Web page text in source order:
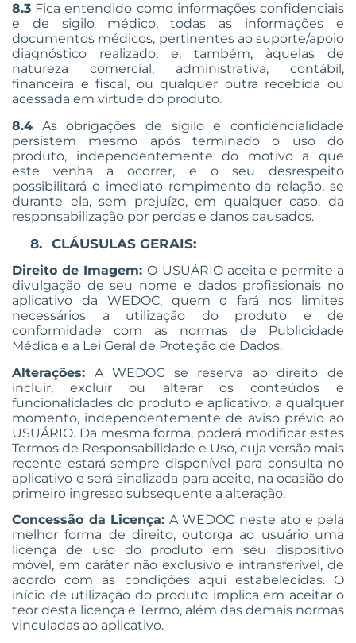
8.3 Fica entendido como informações confidenciais
e de sigilo médico, todas as informações e
documentos médicos, pertinentes ao suporte/apoio
diagnóstico realizado, e, também, àquelas de
natureza comercial, administrativa, contábil,
financeira e fiscal, ou qualquer outra recebida ou
acessada em virtude do produto.
8.4 As obrigações de sigilo e confidencialidade
persistem mesmo após terminado o uso do
produto, independentemente do motivo a que
este venha a ocorrer, e o seu desrespeito
possibilitará o imediato rompimento da relação, se
durante ela, sem prejuízo, em qualquer caso, da
responsabilização por perdas e danos causados.
8. CLÁUSULAS GERAIS:
Direito de Imagem: O USUÁRIO aceita e permite a
divulgação de seu nome e dados profissionais no
aplicativo da WEDOC, quem o fará nos limites
necessários a utilização do produto e de
conformidade com as normas de Publicidade
Médica e a Lei Geral de Proteção de Dados.
Alterações: A WEDOC se reserva ao direito de
incluir, excluir ou alterar os conteúdos e
funcionalidades do produto e aplicativo, a qualquer
momento, independentemente de aviso prévio ao
USUÁRIO. Da mesma forma, poderá modificar estes
Termos de Responsabilidade e Uso, cuja versão mais
recente estará sempre disponível para consulta no
aplicativo e será sinalizada para aceite, na ocasião do
primeiro ingresso subsequente a alteração.
Concessão da Licença: A WEDOC neste ato e pela
melhor forma de direito, outorga ao usuário uma
licença de uso do produto em seu dispositivo
móvel, em caráter não exclusivo e intransferível, de
acordo com as condições aqui estabelecidas. O
início de utilização do produto implica em aceitar o
teor desta licença e Termo, além das demais normas
vinculadas ao aplicativo.